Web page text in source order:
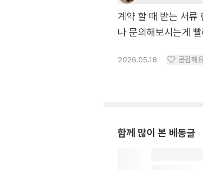
계약 할 때 받는 서류
나 문의해보시는게
2026.05.18 공감해
함께 많이 본 베동글